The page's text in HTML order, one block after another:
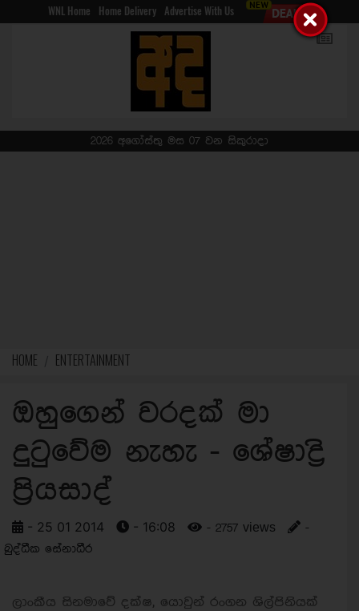
WNL Home Home Delivery Advertise With Us
2026 අගෝස්තු මස 07 වන සිකුරාදා
HOME ENTERTAINMENT
ඔහුගෙන් වරදක් මා
දුටුවේම නැහැ - ශේෂාද්‍රි
ප්‍රියසාද්
- 25 01 2014 - 16:08 - 2757 views
-
බුද්ධීක සේනාධීර
ලාංකීය සිනමාවේ දක්ෂ, යොවුන් රංගන ශිල්පිනියක්